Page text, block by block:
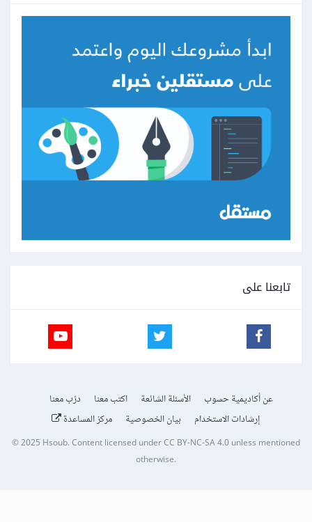
تابعنا على
عن أكاديمية حسوب الأسئلة الشائعة اكتب معنا
درّب معنا
إرشادات الاستخدام
بيان الخصوصية مركز المساعدة
© 2025 Hsoub.Content licensed underCC BY-NC-SA 4.0unless mentioned
otherwise.